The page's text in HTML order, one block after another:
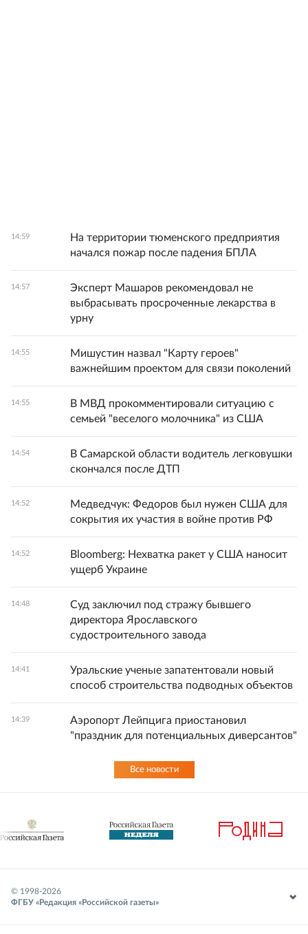
14:59
На территории тюменского предприятия
начался пожар после падения БПЛА
14:57
Эксперт Машаров рекомендовал не
выбрасывать просроченные лекарства в
урну
14:55
Мишустин назвал "Карту героев"
важнейшим проектом для связи поколений
14:55
В МВД прокомментировали ситуацию с
семьей "веселого молочника" из США
14:54
В Самарской области водитель легковушки
скончался после ДТП
14:52
Медведчук: Федоров был нужен США для
сокрытия их участия в войне против РФ
14:52
Bloomberg: Нехватка ракет у США наносит
ущерб Украине
14:48
Суд заключил под стражу бывшего
директора Ярославского
судостроительного завода
14:41
Уральские ученые запатентовали новый
способ строительства подводных объектов
14:39
Аэропорт Лейпцига приостановил
"праздник для потенциальных диверсантов"
Все новости
© 1998-2026
ФГБУ «Редакция «Российской газеты»